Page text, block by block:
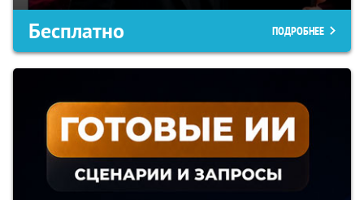
Бесплатно ПОДРОБНЕЕ